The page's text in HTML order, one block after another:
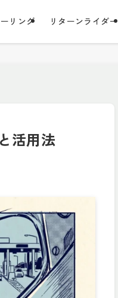
リング リターンライダー
活用法